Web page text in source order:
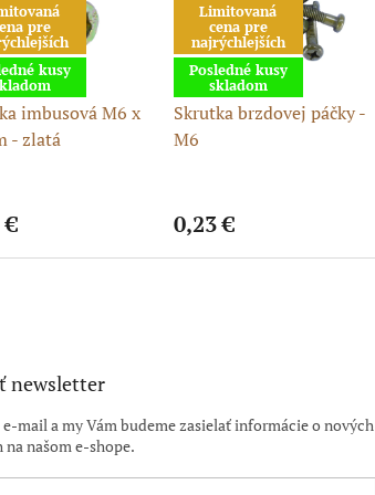
pre
kusy
imbusová M6 x
- zlatá
€
Limitovaná
cena pre
najrýchlejších
Posledné kusy
skladom
Skrutka brzdovej páčky -
M6
0,23 €
newsletter
mail a my Vám budeme zasielať informácie o nových
našom e-shope.